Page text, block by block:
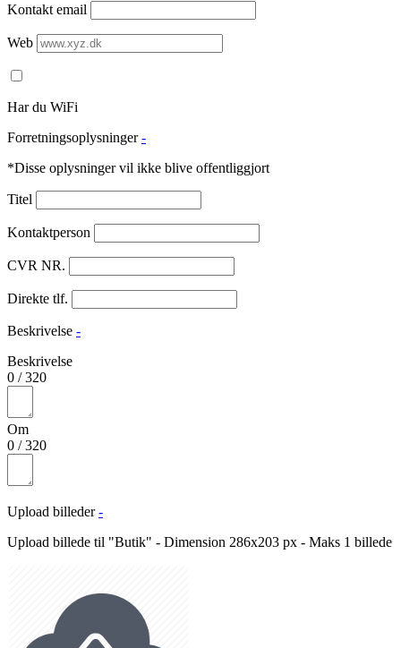
Kontakt email
Web
Har du WiFi
Forretningsoplysninger -
*Disse oplysninger vil ikke blive offentliggjort
Titel
Kontaktperson
CVR NR.
Direkte tlf.
Beskrivelse -
Beskrivelse
0 /320
Om
0 /320
Upload billeder -
Upload billede til "Butik" - Dimension 286x203 px - Maks 1 billede